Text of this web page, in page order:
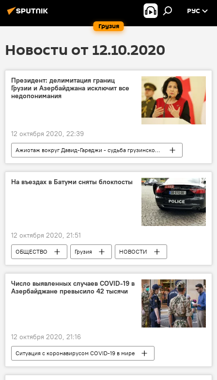
Грузия
РУС
Новости от 12.10.2020
Президент: делимитация границ
Грузии и Азербайджана исключит все
недопонимания
12 октября 2020, 22:39
Ажиотаж вокруг Давид-Гареджи - судьба грузинской святыни
ПОЛИТИКА
Грузия
НОВОСТИ
Кавказ
Дело о незаконной демаркации грузино-азербайджанской границы
На въездах в Батуми сняты блокпосты
12 октября 2020, 21:51
ОБЩЕСТВО Грузия
НОВОСТИ
Коронавирус COVID-19
Число выявленных случаев COVID-19 в
Азербайджане превысило 42 тысячи
12 октября 2020, 21:16
Ситуация с коронавирусом COVID-19 в мире
Кавказ
НОВОСТИ